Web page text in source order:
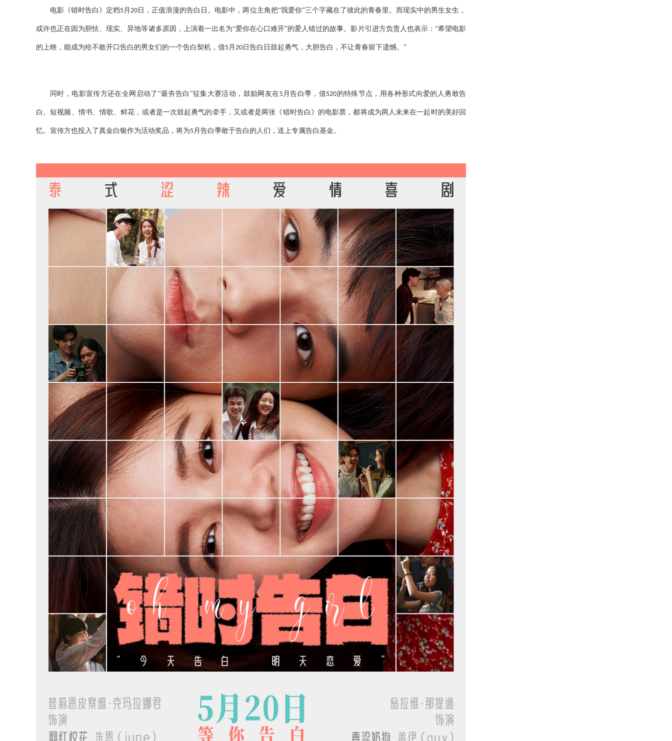
电影《错时告白》定档5 月 20 日，正值浪漫的告白日。电影中，两位主角把“我爱你”三个字藏在了彼此的青春里。而现实中的男生女生，
或许也正在因为胆怯、现实、异地等诸多原因，上演着一出名为“爱你在心口难开”的爱人错过的故事。影片引进方负责人也表示：“希望电影
的上映，能成为给不敢开口告白的男女们的一个告白契机，借5 月 20 日告白日鼓起勇气，大胆告白，不让青春留下遗憾。”
同时，电影宣传方还在全网启动了“最夯告白”征集大赛活动，鼓励网友在5月告白季，借520的特殊节点，用各种形式向爱的人勇敢告
白。短视频、情书、情歌、鲜花，或者是一次鼓起勇气的牵手，又或者是两张《错时告白》的电影票，都将成为两人未来在一起时的美好回
忆。宣传方也投入了真金白银作为活动奖品，将为5 月告白季敢于告白的人们，送上专属告白基金。